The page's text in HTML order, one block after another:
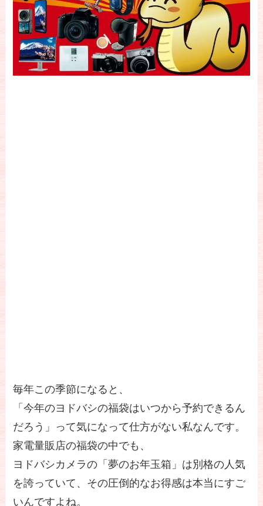
毎年この季節になると、
「今年のヨドバシの福袋はいつから予約できるん
だろう」って気になって仕方がない私なんです。
家電量販店の福袋の中でも、
ヨドバシカメラの「夢のお年玉箱」は別格の人気
を誇っていて、その圧倒的なお得感は本当にすご
いんですよね。